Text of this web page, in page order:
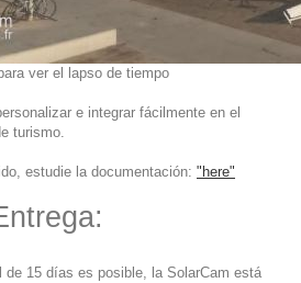
ver el lapso de tiempo
e integrar fácilmente en el
turismo.
estudie la documentación: "here"
de 15 días es posible, la SolarCam está